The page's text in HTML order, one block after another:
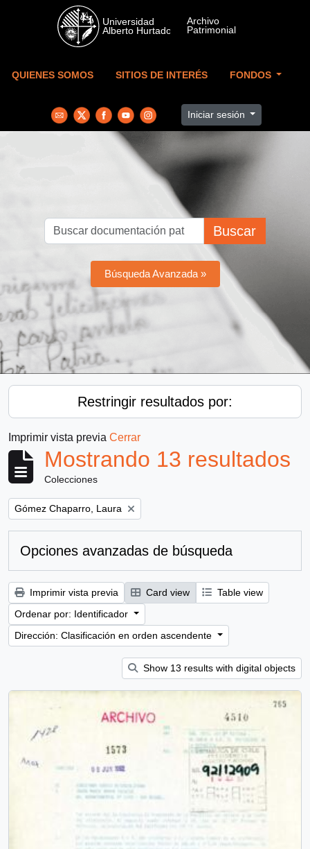
Skip to main content
QUIENES SOMOS SITIOS DE INTERÉS FONDOS
Iniciar sesión
Buscar
Búsqueda Avanzada »
Restringir resultados por:
Imprimir vista previa Cerrar
Mostrando 13 resultados
Colecciones
Remove filter:
Gómez Chaparro, Laura
Opciones avanzadas de búsqueda
Imprimir vista previa Card view
Table view
Ordenar por: Identificador
Dirección: Clasificación en orden ascendente
Show 13 results with digital objects